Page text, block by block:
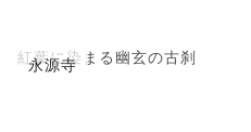
永源寺
紅葉に染まる幽玄の古刹